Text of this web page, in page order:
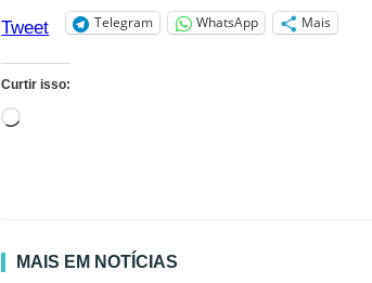
Tweet Telegram WhatsApp Mais
Curtir isso:
Carregando...
MAIS EM NOTÍCIAS